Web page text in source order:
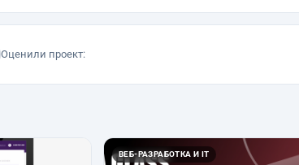
Оценили проект:
ВЕБ-РАЗРАБОТКА И IT